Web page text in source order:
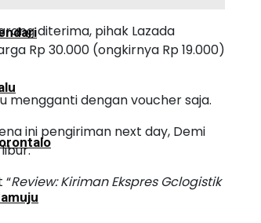
diterima, pihak Lazada
Rp 30.000 (ongkirnya Rp 19.000)
mengganti dengan voucher saja.
ini pengiriman next day, Demi
“Review: Kiriman Ekspres Gclogistik